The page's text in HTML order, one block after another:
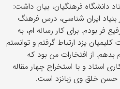
دانشگاه فرهنگیان، بیان داشت:
بنیاد ایران شناسی، درس فرهنگ
فر بودم. برای کار رساله ام، به
یزد ارتباط گرفتم و توانستم
از افتخارات من بود که
استاد و با استخراج چهار مقاله
حسن خلق وی زبانزد است.